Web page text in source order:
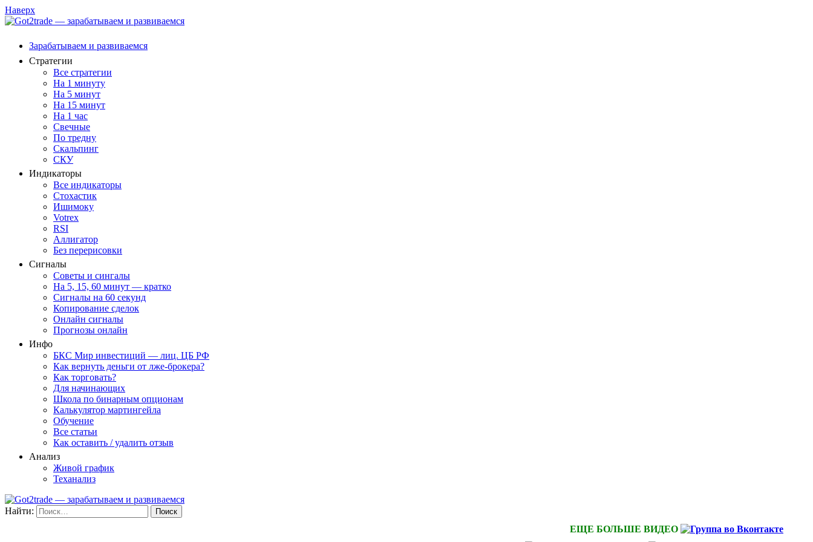
Наверх
Зарабатываем и развиваемся
Стратегии
Все стратегии
На 1 минуту
На 5 минут
На 15 минут
На 1 час
Свечные
По тредну
Скальпинг
СКУ
Индикаторы
Все индикаторы
Стохастик
Ишимоку
Votrex
RSI
Аллигатор
Без перерисовки
Сигналы
Советы и сингалы
На 5, 15, 60 минут — кратко
Сигналы на 60 секунд
Копирование сделок
Онлайн сигналы
Прогнозы онлайн
Инфо
БКС Мир инвестиций — лиц. ЦБ РФ
Как вернуть деньги от лже-брокера?
Как торговать?
Для начинающих
Школа по бинарным опционам
Калькулятор мартингейла
Обучение
Все статьи
Как оставить / удалить отзыв
Анализ
Живой график
Теханализ
Найти:
ЕЩЕ БОЛЬШЕ ВИДЕО